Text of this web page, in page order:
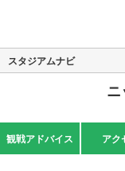
スタジアムナビ
観戦アドバイス アク